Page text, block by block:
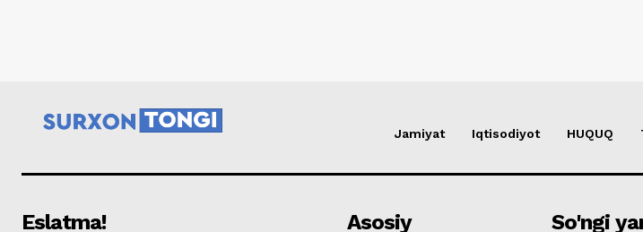
Jamiyat Iqtisodiyot HUQUQ
Eslatma! Asosiy So'ngi